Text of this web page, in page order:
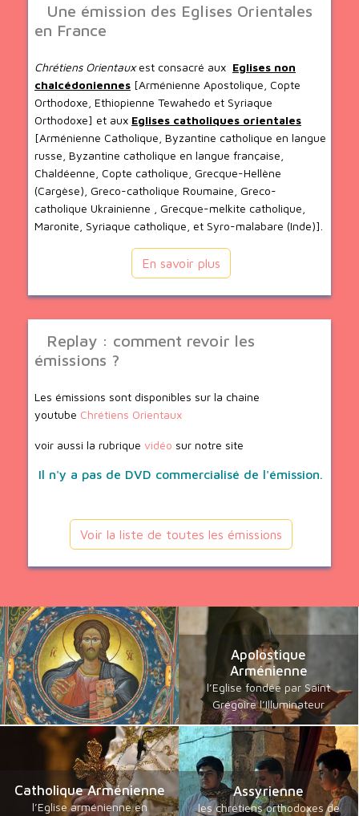
Une émission des Eglises Orientales
en France
Chrétiens Orientauxest consacré aux Eglises non
chalcédoniennes [Arménienne Apostolique, Copte
Orthodoxe, Ethiopienne Tewahedo et Syriaque
Orthodoxe] et aux Eglises catholiques orientales
[Arménienne Catholique, Byzantine catholique en langue
russe, Byzantine catholique en langue française,
Chaldéenne, Copte catholique, Grecque-Hellène
(Cargèse), Greco-catholique Roumaine, Greco-
catholique Ukrainienne , Grecque-melkite catholique,
Maronite, Syriaque catholique, et Syro-malabare (Inde)].
En savoir plus
Replay : comment revoir les
émissions ?
Les émissions sont disponibles sur la chaine
youtube Chrétiens Orientaux
voir aussi la rubrique vidéo sur notre site
Il n'y a pas de DVD commercialisé de l'émission.
Voir la liste de toutes les émissions
Apolostique
Arménienne
l’Eglise fondée par Saint
Grégoire l’Illuminateur
Catholique Arménienne
l’Eglise arménienne en
Assyrienne
les chrétiens orthodoxes de